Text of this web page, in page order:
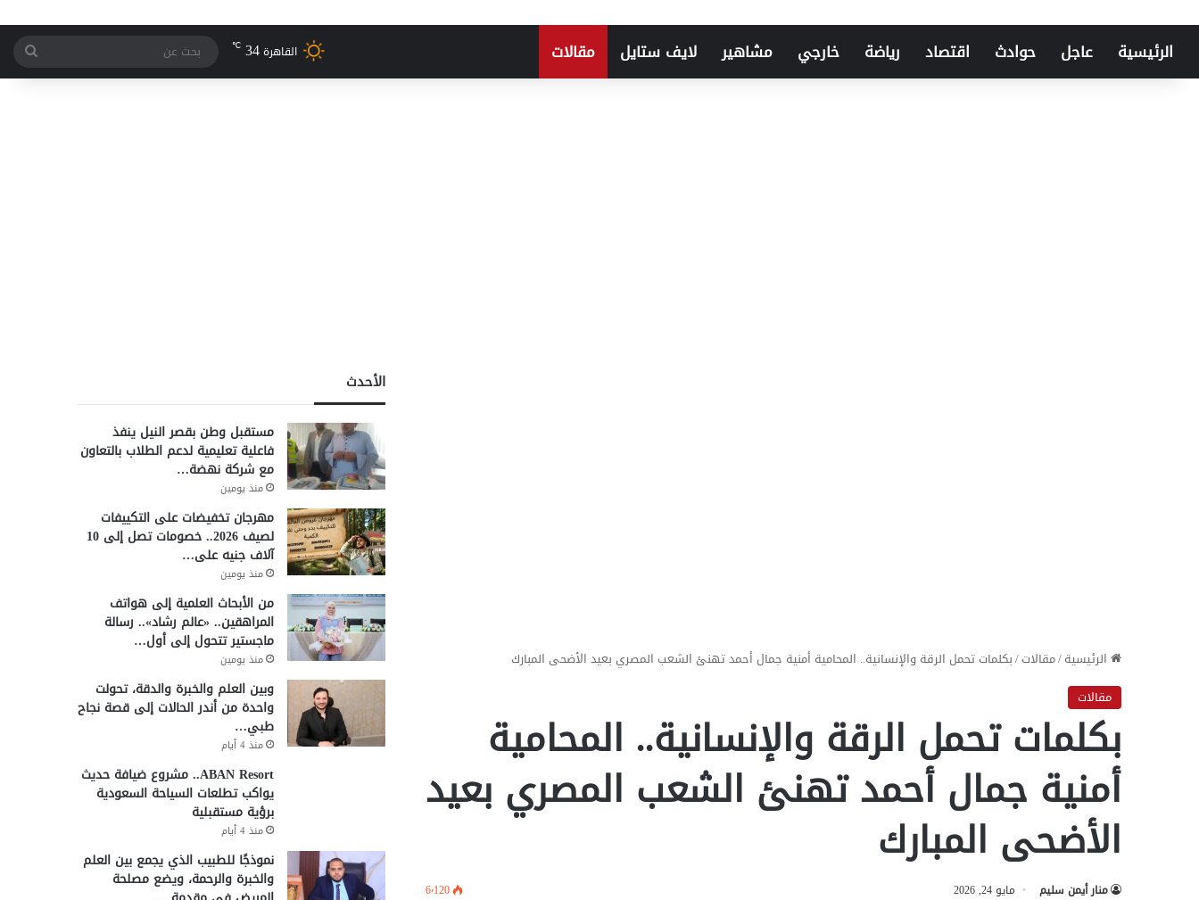
الرئيسية عاجل حوادث اقتصاد رياضة خارجي مشاهير لايف ستايل مقالات القاهرة34
℃
عن
الرئيسية/مقالات/بكلمات تحمل الرقة والإنسانية.. المحامية أمنية جمال أحمد تهنئ الشعب المصري بعيد الأضحى المبارك
مقالات
بكلمات تحمل الرقة والإنسانية.. المحامية
أمنية جمال أحمد تهنئ الشعب المصري بعيد
الأضحى المبارك
منار أيمن سليم مايو 24, 2026 6٬120
الأحدث
مستقبل وطن بقصر النيل ينفذ
فاعلية تعليمية لدعم الطلاب بالتعاون
مع شركة نهضة…
منذ يومين
مهرجان تخفيضات على التكييفات
لصيف 2026.. خصومات تصل إلى 10
آلاف جنيه على…
منذ يومين
من الأبحاث العلمية إلى هواتف
المراهقين.. «عالم رشاد».. رسالة
ماجستير تتحول إلى أول…
منذ يومين
وبين العلم والخبرة والدقة، تحولت
واحدة من أندر الحالات إلى قصة نجاح
طبي…
منذ 4 أيام
ABAN Resort.. مشروع ضيافة حديث
يواكب تطلعات السياحة السعودية
برؤية مستقبلية
منذ 4 أيام
نموذجًا للطبيب الذي يجمع بين العلم
والخبرة والرحمة، ويضع مصلحة